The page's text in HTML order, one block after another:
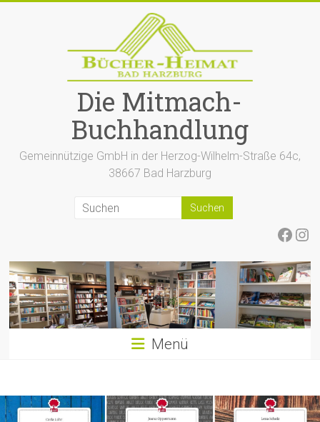
Die Mitmach-
Buchhandlung
Gemeinnützige GmbH in der Herzog-Wilhelm-Straße 64c,
38667 Bad Harzburg
Menü